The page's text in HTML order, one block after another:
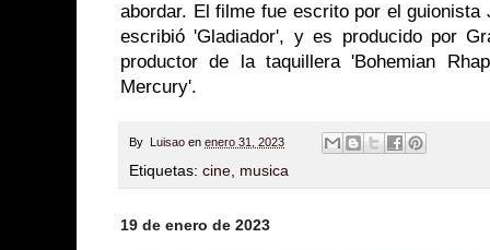
abordar. El filme fue escrito por el guionista
escribió 'Gladiador', y es producido por
productor de la taquillera 'Bohemian
Mercury'.
By Luisao en enero 31, 2023
Etiquetas: cine, musica
19 de enero de 2023